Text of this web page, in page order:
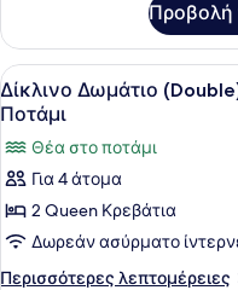
Κρεβάτια,
Θέα
στον
Κήπο
Δωμάτιο
(Double),
2
Queen
Κρεβάτια,
Θέα
στον
Προβολή
Προβολή
όλων
φωτογραφιών
για
Δίκλινο
Δωμάτιο
(Double),
8
Δίκλινο Δωμάτιο
Ποτάμι
Θέα στο ποτάμι
Για 4 άτομα
2 Queen Κρεβάτια
Δωρεάν ασύρματο
Περισσότερες λεπτομέρειες
Περισσότερες